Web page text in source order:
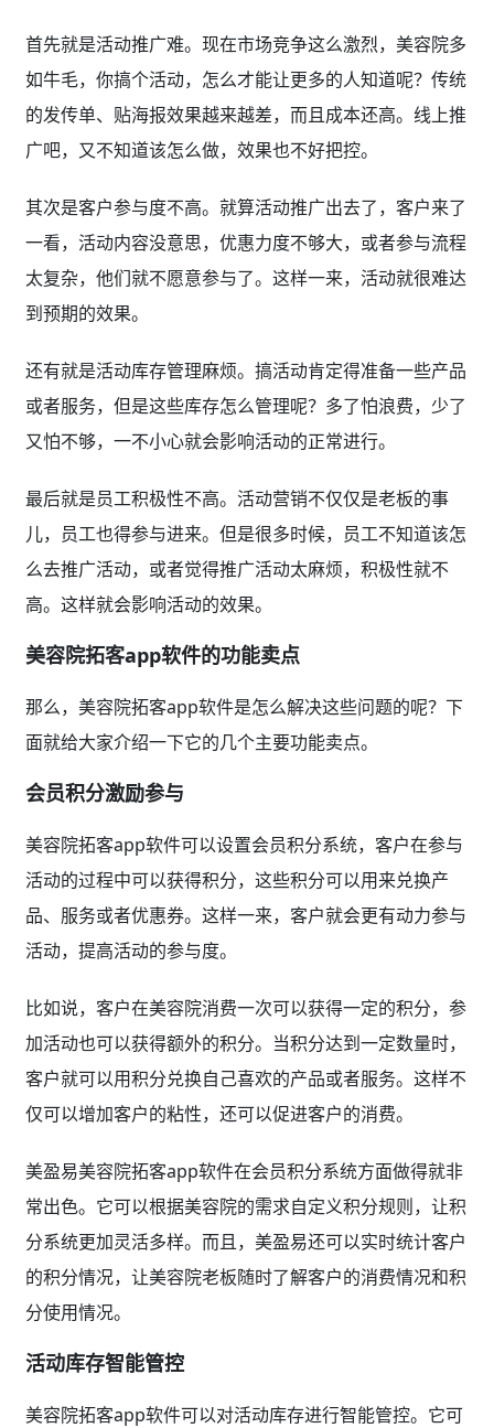
首先就是活动推广难。现在市场竞争这么激烈，美容院多
如牛毛，你搞个活动，怎么才能让更多的人知道呢？传统
的发传单、贴海报效果越来越差，而且成本还高。线上推
广吧，又不知道该怎么做，效果也不好把控。
其次是客户参与度不高。就算活动推广出去了，客户来了
一看，活动内容没意思，优惠力度不够大，或者参与流程
太复杂，他们就不愿意参与了。这样一来，活动就很难达
到预期的效果。
还有就是活动库存管理麻烦。搞活动肯定得准备一些产品
或者服务，但是这些库存怎么管理呢？多了怕浪费，少了
又怕不够，一不小心就会影响活动的正常进行。
最后就是员工积极性不高。活动营销不仅仅是老板的事
儿，员工也得参与进来。但是很多时候，员工不知道该怎
么去推广活动，或者觉得推广活动太麻烦，积极性就不
高。这样就会影响活动的效果。
美容院拓客app软件的功能卖点
那么，美容院拓客app软件是怎么解决这些问题的呢？下
面就给大家介绍一下它的几个主要功能卖点。
会员积分激励参与
美容院拓客app软件可以设置会员积分系统，客户在参与
活动的过程中可以获得积分，这些积分可以用来兑换产
品、服务或者优惠券。这样一来，客户就会更有动力参与
活动，提高活动的参与度。
比如说，客户在美容院消费一次可以获得一定的积分，参
加活动也可以获得额外的积分。当积分达到一定数量时，
客户就可以用积分兑换自己喜欢的产品或者服务。这样不
仅可以增加客户的粘性，还可以促进客户的消费。
美盈易美容院拓客app软件在会员积分系统方面做得就非
常出色。它可以根据美容院的需求自定义积分规则，让积
分系统更加灵活多样。而且，美盈易还可以实时统计客户
的积分情况，让美容院老板随时了解客户的消费情况和积
分使用情况。
活动库存智能管控
美容院拓客app软件可以对活动库存进行智能管控。它可